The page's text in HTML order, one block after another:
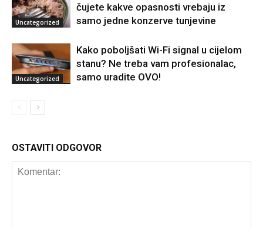
Uncategorized
čujete kakve opasnosti vrebaju iz
samo jedne konzerve tunjevine
Uncategorized
Kako poboljšati Wi-Fi signal u cijelom
stanu? Ne treba vam profesionalac,
samo uradite OVO!
OSTAVITI ODGOVOR